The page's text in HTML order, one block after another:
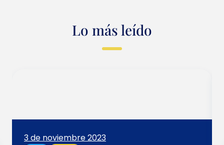
Lo más leído
3 de noviembre 2023